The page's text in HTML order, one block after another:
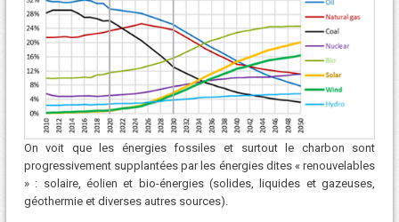
On voit que les énergies fossiles et surtout le charbon sont
progressivement supplantées par les énergies dites « renouvelables
» : solaire, éolien et bio-énergies (solides, liquides et gazeuses,
géothermie et diverses autres sources).